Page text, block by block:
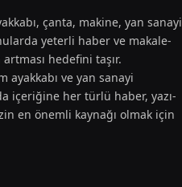
çanta, makine, yan sanayi
yeterli haber ve makale-
artması hedefini taşır.
ayakkabı ve yan sanayi
içeriğine her türlü haber, yazı-
en önemli kaynağı olmak için